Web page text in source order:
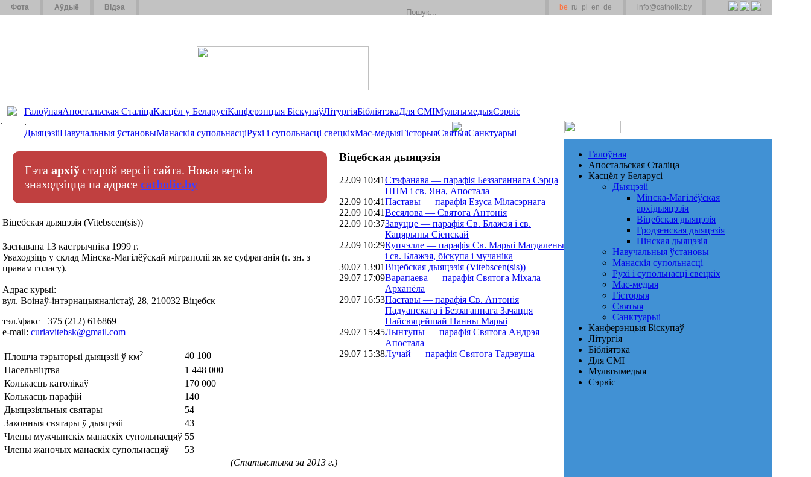
Фота Аўдыё Відэа be ru pl en de info@catholic.by
.
ГалоўнаяАпостальская СталіцаКасцёл у БеларусіКанферэнцыя БіскупаўЛітургіяБібліятэкаДля СМІМультымедыяСэрвіс
.
ДыяцэзііНавучальныя ўстановыМанаскія супольнасціРухі і супольнасці свецкіхМас-медыяГісторыяСвятыяСанктуарыі
Гэта архіў старой версіі сайта. Новая версія
знаходзіцца па адрасе catholic.by
Віцебская дыяцэзія (Vitebscen(sis))
Заснавана 13 кастрычніка 1999 г.
Уваходзіць у склад Мінска-Магілёўскай мітраполіі як яе суфраганія (г. зн. з
правам голасу).
Адрас курыі:
вул. Воінаў-інтэрнацыяналістаў, 28, 210032 Віцебск
тэл.\факс +375 (212) 616869
e-mail: curiavitebsk@gmail.com
Плошча тэрыторыі дыяцэзіі ў км2
40 100
Насельніцтва
1 448 000
Колькасць католікаў
170 000
Колькасць парафій
140
Дыяцэзіяльныя святары
54
Законныя святары ў дыяцэзіі
43
Члены мужчынскіх манаскіх супольнасцяў 55
Члены жаночых манаскіх супольнасцяў
53
(Статыстыка за 2013 г.)
Віцебская дыяцэзія
22.09 10:41Стэфанава — парафія Беззаганнага Сэрца
НПМ i св. Яна, Апостала
22.09 10:41Паставы — парафія Езуса Міласэрнага
22.09 10:41Весялова — Святога Антонія
22.09 10:37Завуцце — парафія Св. Блажэя i св.
Кацярыны Сіенскай
22.09 10:29Купчэлле — парафія Св. Марыі Магдалены
i св. Блажэя, біскупа і мучаніка
30.07 13:01Віцебская дыяцэзія (Vitebscen(sis))
29.07 17:09Варапаева — парафія Святога Міхала
Арханёла
29.07 16:53Паставы — парафія Св. Антонія
Падуанскага і Беззаганнага Зачацця
Найсвяцейшай Панны Марыі
29.07 15:45Лынтупы — парафія Святога Андрэя
Апостала
29.07 15:38Лучай — парафія Святога Тадэвуша
Галоўная
Апостальская Сталіца
Касцёл у Беларусі
Дыяцэзіі
Мінска-Магілёўская
архідыяцэзія
Віцебская дыяцэзія
Гродзенская дыяцэзія
Пінская дыяцэзія
Навучальныя ўстановы
Манаскія супольнасці
Рухі і супольнасці свецкіх
Мас-медыя
Гісторыя
Святыя
Санктуарыі
Канферэнцыя Біскупаў
Літургія
Бібліятэка
Для СМІ
Мультымедыя
Сэрвіс